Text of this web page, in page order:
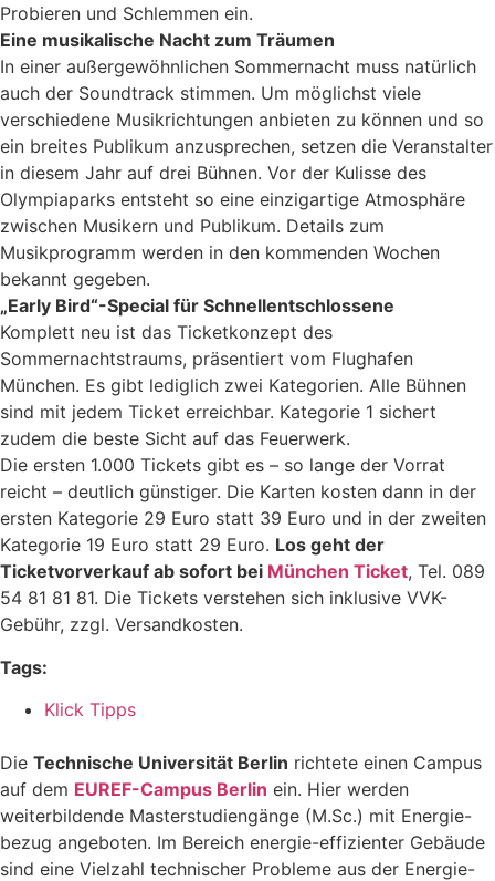
Probieren und Schlemmen ein.
Eine musikalische Nacht zum Träumen
In einer außergewöhnlichen Sommernacht muss natürlich
auch der Soundtrack stimmen. Um möglichst viele
verschiedene Musikrichtungen anbieten zu können und so
ein breites Publikum anzusprechen, setzen die Veranstalter
in diesem Jahr auf drei Bühnen. Vor der Kulisse des
Olympiaparks entsteht so eine einzigartige Atmosphäre
zwischen Musikern und Publikum. Details zum
Musikprogramm werden in den kommenden Wochen
bekannt gegeben.
„Early Bird“-Special für Schnellentschlossene
Komplett neu ist das Ticketkonzept des
Sommernachtstraums, präsentiert vom Flughafen
München. Es gibt lediglich zwei Kategorien. Alle Bühnen
sind mit jedem Ticket erreichbar. Kategorie 1 sichert
zudem die beste Sicht auf das Feuerwerk.
Die ersten 1.000 Tickets gibt es – so lange der Vorrat
reicht – deutlich günstiger. Die Karten kosten dann in der
ersten Kategorie 29 Euro statt 39 Euro und in der zweiten
Kategorie 19 Euro statt 29 Euro. Los geht der
Ticketvorverkauf ab sofort bei München Ticket, Tel. 089
54 81 81 81. Die Tickets verstehen sich inklusive VVK-
Gebühr, zzgl. Versandkosten.
Tags:
Klick Tipps
Die Technische Universität Berlin richtete einen Campus
auf dem EUREF-Campus Berlin ein. Hier werden
weiterbildende Masterstudiengänge (M.Sc.) mit Energie-
bezug angeboten. Im Bereich energie-effizienter Gebäude
sind eine Vielzahl technischer Probleme aus der Energie-